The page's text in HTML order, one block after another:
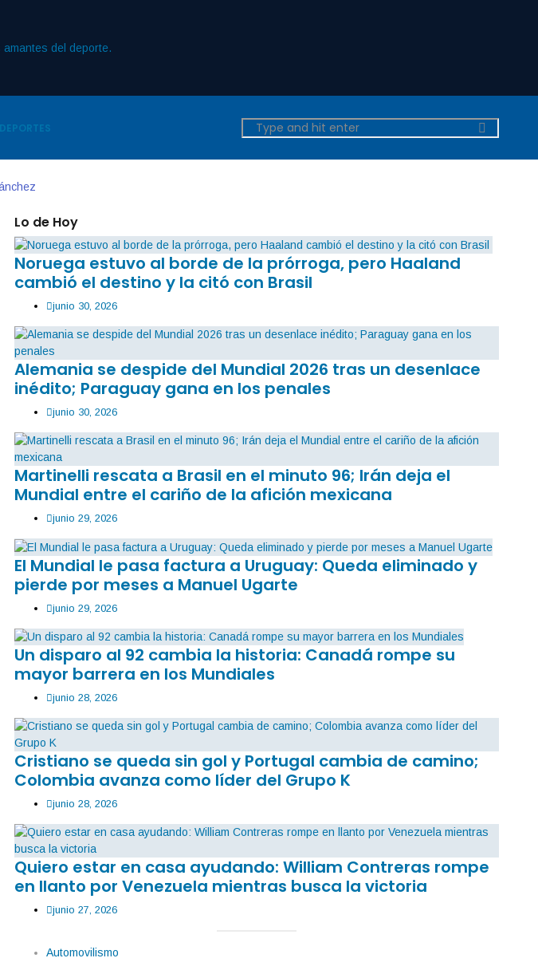
DEPORTES
Lo de Hoy
Noruega estuvo al borde de la prórroga, pero Haaland
cambió el destino y la citó con Brasil
junio 30, 2026
Alemania se despide del Mundial 2026 tras un desenlace
inédito; Paraguay gana en los penales
junio 30, 2026
Martinelli rescata a Brasil en el minuto 96; Irán deja el
Mundial entre el cariño de la afición mexicana
junio 29, 2026
El Mundial le pasa factura a Uruguay: Queda eliminado y
pierde por meses a Manuel Ugarte
junio 29, 2026
Un disparo al 92 cambia la historia: Canadá rompe su
mayor barrera en los Mundiales
junio 28, 2026
Cristiano se queda sin gol y Portugal cambia de camino;
Colombia avanza como líder del Grupo K
junio 28, 2026
Quiero estar en casa ayudando: William Contreras rompe
en llanto por Venezuela mientras busca la victoria
junio 27, 2026
Automovilismo